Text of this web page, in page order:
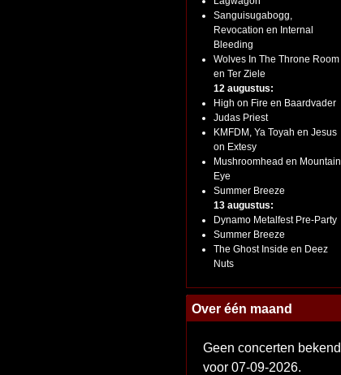
Sanguisugabogg,
Revocation en Internal
Bleeding
Wolves In The Throne Room
en Ter Ziele
12 augustus:
High on Fire en Baardvader
Judas Priest
KMFDM, Ya Toyah en Jesus
on Extesy
Mushroomhead en Mountain
Eye
Summer Breeze
13 augustus:
Dynamo Metalfest Pre-Party
Summer Breeze
The Ghost Inside en Deez
Nuts
Over één maand
Geen concerten bekend
voor 07-09-2026.